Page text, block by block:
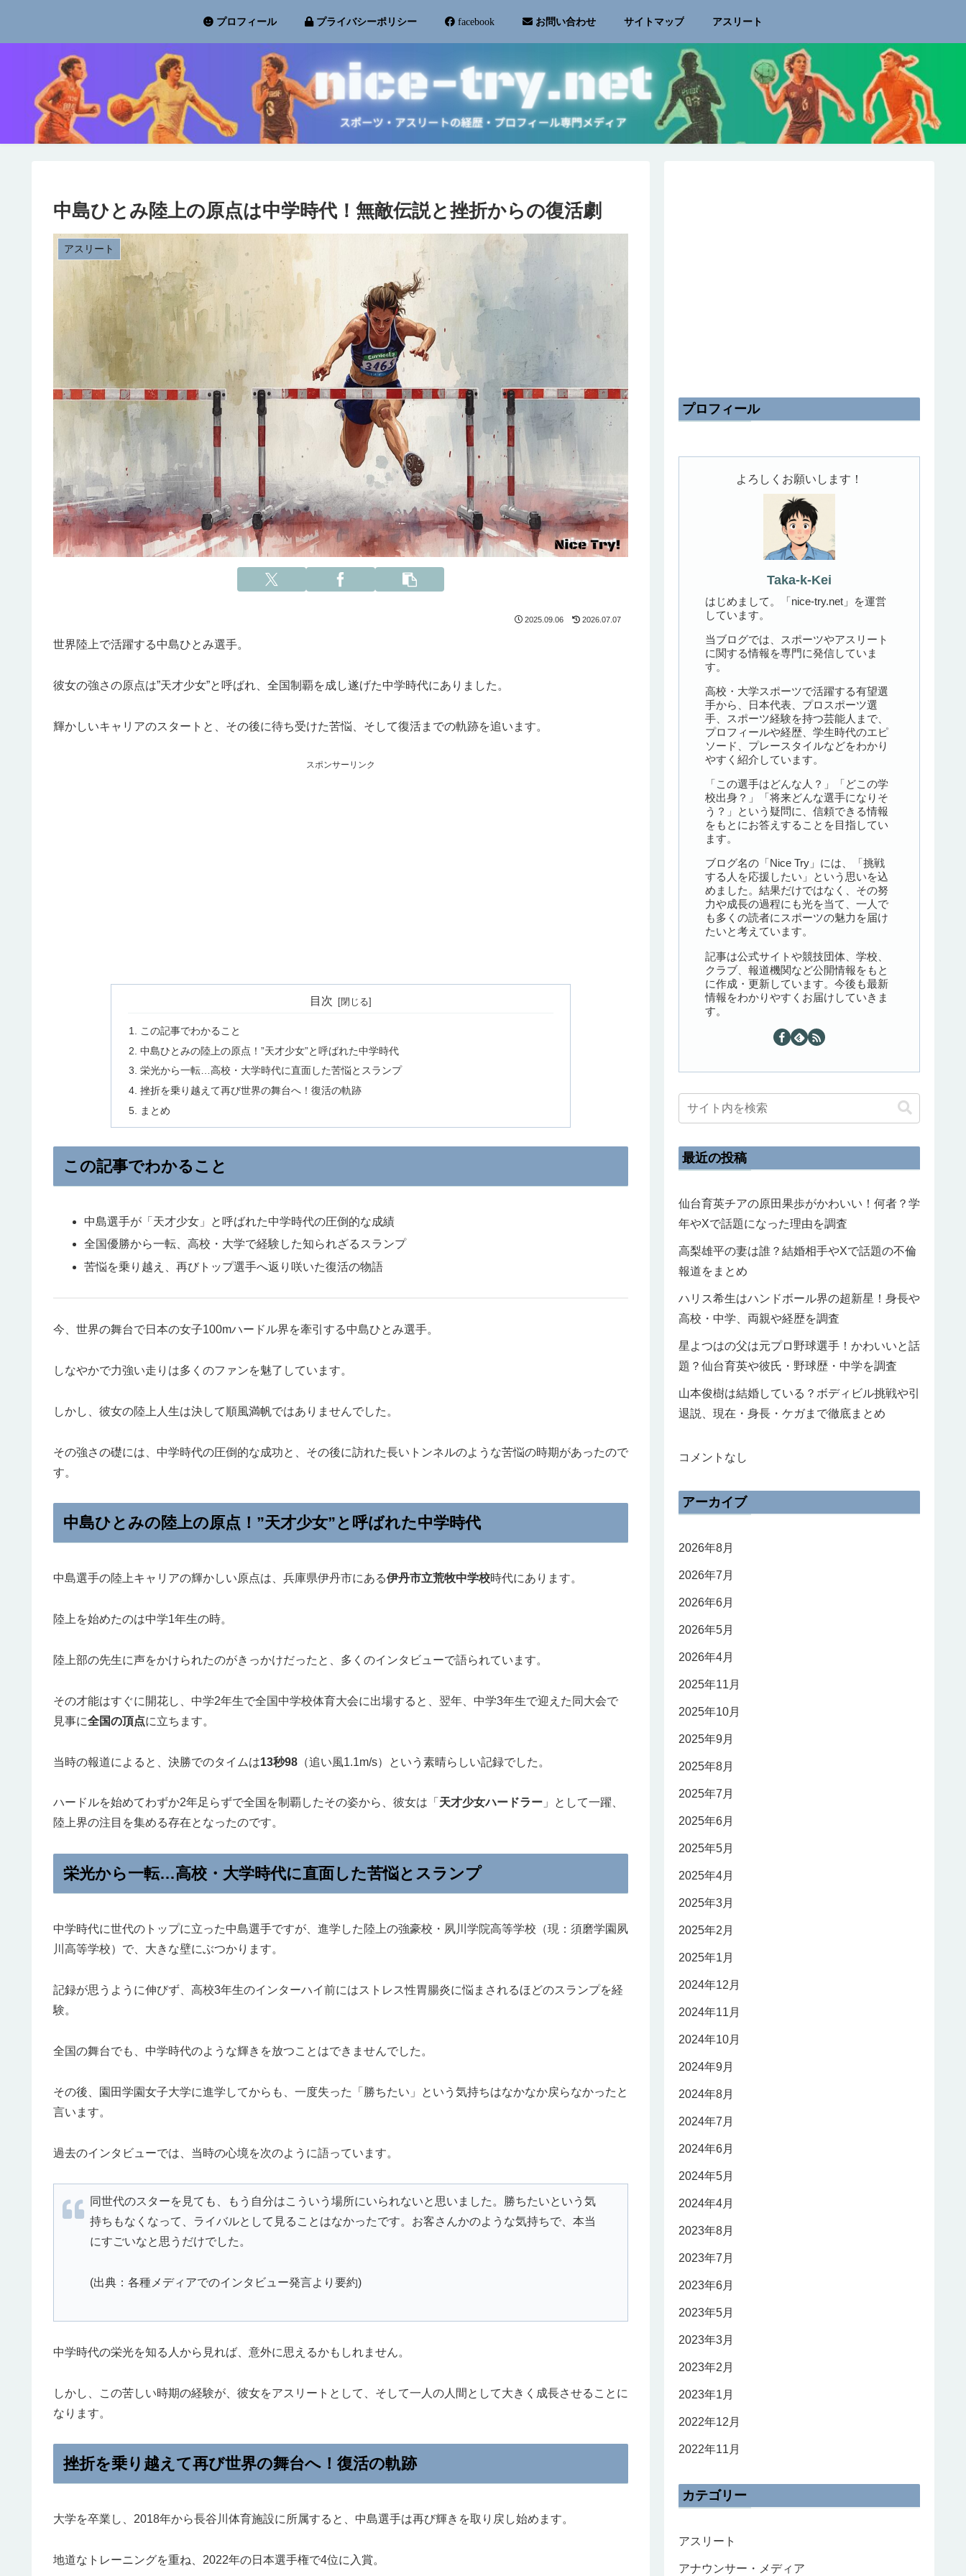
プロフィール プライバシーポリシー facebook お問い合わせ サイトマップ アスリート
中島ひとみ陸上の原点は中学時代！無敵伝説と挫折からの復活劇
アスリート
2025.09.06 2026.07.07
世界陸上で活躍する中島ひとみ選手。
彼女の強さの原点は”天才少女”と呼ばれ、全国制覇を成し遂げた中学時代にありました。
輝かしいキャリアのスタートと、その後に待ち受けた苦悩、そして復活までの軌跡を追います。
スポンサーリンク
目次
この記事でわかること
中島ひとみの陸上の原点！”天才少女”と呼ばれた中学時代
栄光から一転…高校・大学時代に直面した苦悩とスランプ
挫折を乗り越えて再び世界の舞台へ！復活の軌跡
まとめ
この記事でわかること
中島選手が「天才少女」と呼ばれた中学時代の圧倒的な成績
全国優勝から一転、高校・大学で経験した知られざるスランプ
苦悩を乗り越え、再びトップ選手へ返り咲いた復活の物語
今、世界の舞台で日本の女子100mハードル界を牽引する中島ひとみ選手。
しなやかで力強い走りは多くのファンを魅了しています。
しかし、彼女の陸上人生は決して順風満帆ではありませんでした。
その強さの礎には、中学時代の圧倒的な成功と、その後に訪れた長いトンネルのような苦悩の時期があったので
す。
中島ひとみの陸上の原点！”天才少女”と呼ばれた中学時代
中島選手の陸上キャリアの輝かしい原点は、兵庫県伊丹市にある伊丹市立荒牧中学校時代にあります。
陸上を始めたのは中学1年生の時。
陸上部の先生に声をかけられたのがきっかけだったと、多くのインタビューで語られています。
その才能はすぐに開花し、中学2年生で全国中学校体育大会に出場すると、翌年、中学3年生で迎えた同大会で
見事に全国の頂点に立ちます。
当時の報道によると、決勝でのタイムは13秒98 （追い風1.1m/s）という素晴らしい記録でした。
ハードルを始めてわずか2年足らずで全国を制覇したその姿から、彼女は「 天才少女ハードラー 」として一躍、
陸上界の注目を集める存在となったのです。
栄光から一転…高校・大学時代に直面した苦悩とスランプ
中学時代に世代のトップに立った中島選手ですが、進学した陸上の強豪校・夙川学院高等学校（現：須磨学園夙
川高等学校）で、大きな壁にぶつかります。
記録が思うように伸びず、高校3年生のインターハイ前にはストレス性胃腸炎に悩まされるほどのスランプを経
験。
全国の舞台でも、中学時代のような輝きを放つことはできませんでした。
その後、園田学園女子大学に進学してからも、一度失った「勝ちたい」という気持ちはなかなか戻らなかったと
言います。
過去のインタビューでは、当時の心境を次のように語っています。
同世代のスターを見ても、もう自分はこういう場所にいられないと思いました。勝ちたいという気
持ちもなくなって、ライバルとして見ることはなかったです。お客さんかのような気持ちで、本当
にすごいなと思うだけでした。
(出典：各種メディアでのインタビュー発言より要約)
中学時代の栄光を知る人から見れば、意外に思えるかもしれません。
しかし、この苦しい時期の経験が、彼女をアスリートとして、そして一人の人間として大きく成長させることに
なります。
挫折を乗り越えて再び世界の舞台へ！復活の軌跡
大学を卒業し、2018年から長谷川体育施設に所属すると、中島選手は再び輝きを取り戻し始めます。
地道なトレーニングを重ね、2022年の日本選手権で4位に入賞。
プロフィール
よろしくお願いします！
Taka-k-Kei
はじめまして。「nice-try.net」を運営
しています。
当ブログでは、スポーツやアスリート
に関する情報を専門に発信していま
す。
高校・大学スポーツで活躍する有望選
手から、日本代表、プロスポーツ選
手、スポーツ経験を持つ芸能人まで、
プロフィールや経歴、学生時代のエピ
ソード、プレースタイルなどをわかり
やすく紹介しています。
「この選手はどんな人？」「どこの学
校出身？」「将来どんな選手になりそ
う？」という疑問に、信頼できる情報
をもとにお答えすることを目指してい
ます。
ブログ名の「Nice Try」には、「挑戦
する人を応援したい」という思いを込
めました。結果だけではなく、その努
力や成長の過程にも光を当て、一人で
も多くの読者にスポーツの魅力を届け
たいと考えています。
記事は公式サイトや競技団体、学校、
クラブ、報道機関など公開情報をもと
に作成・更新しています。今後も最新
情報をわかりやすくお届けしていきま
す。
最近の投稿
仙台育英チアの原田果歩がかわいい！何者？学
年やXで話題になった理由を調査
高梨雄平の妻は誰？結婚相手やXで話題の不倫
報道をまとめ
ハリス希生はハンドボール界の超新星！身長や
高校・中学、両親や経歴を調査
星よつはの父は元プロ野球選手！かわいいと話
題？仙台育英や彼氏・野球歴・中学を調査
山本俊樹は結婚している？ボディビル挑戦や引
退説、現在・身長・ケガまで徹底まとめ
コメントなし
アーカイブ
2026年8月
2026年7月
2026年6月
2026年5月
2026年4月
2025年11月
2025年10月
2025年9月
2025年8月
2025年7月
2025年6月
2025年5月
2025年4月
2025年3月
2025年2月
2025年1月
2024年12月
2024年11月
2024年10月
2024年9月
2024年8月
2024年7月
2024年6月
2024年5月
2024年4月
2023年8月
2023年7月
2023年6月
2023年5月
2023年3月
2023年2月
2023年1月
2022年12月
2022年11月
カテゴリー
アスリート
アナウンサー・メディア